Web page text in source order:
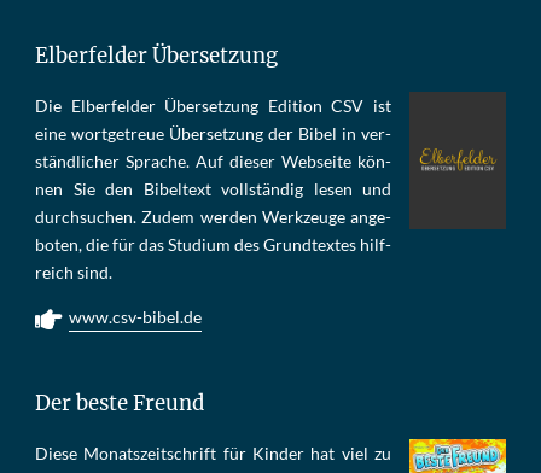
Elberfelder Übersetzung
Die Elber­fel­der Über­set­zung Edi­tion CSV ist
eine wort­ge­treue Über­set­zung der Bi­bel in ver­
ständ­li­cher Spra­che. Auf die­ser Web­sei­te kön­
nen Sie den Bi­bel­text voll­stän­dig le­sen und
durch­su­chen. Zu­dem wer­den Werk­zeu­ge an­ge­
bo­ten, die für das Stu­di­um des Grund­tex­tes hilf­
reich sind.
www.csv-bibel.de
Der beste Freund
Die­se Mo­nats­zeit­schrift für Kin­der hat viel zu